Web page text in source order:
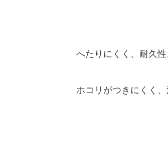
へたりにくく、耐久
ホコリがつきにくく、